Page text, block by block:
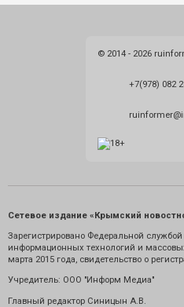
© 2014 - 2026
+7(978) 082
Сетевое издание «Крымский
Зарегистрировано Федеральной
информационных технологий и
марта 2015 года, свидетельство о
Учредитель: ООО "Информ Медиа"
Главный редактор Синицын А.В.